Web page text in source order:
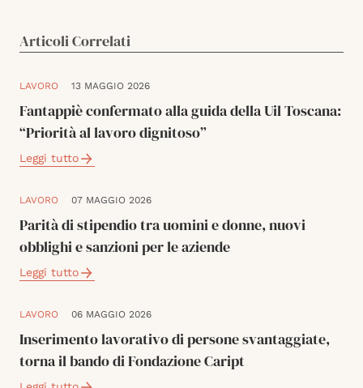
Articoli Correlati
LAVORO 13 MAGGIO 2026
Fantappiè confermato alla guida della Uil Toscana:
“Priorità al lavoro dignitoso”
Leggi tutto
LAVORO 07 MAGGIO 2026
Parità di stipendio tra uomini e donne, nuovi
obblighi e sanzioni per le aziende
Leggi tutto
LAVORO 06 MAGGIO 2026
Inserimento lavorativo di persone svantaggiate,
torna il bando di Fondazione Caript